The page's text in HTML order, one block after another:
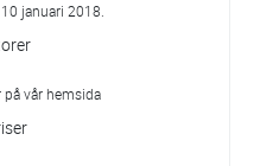
januari 2018.
vår hemsida